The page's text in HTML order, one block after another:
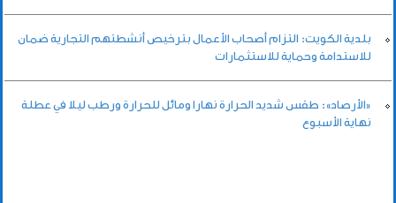
بلدية الكويت: التزام أصحاب الأعمال بترخيص أنشطتهم التجارية ضمان
للاستدامة وحماية للاستثمارات
«الأرصاد»: طقس شديد الحرارة نهارا ومائل للحرارة ورطب ليلا في عطلة
نهاية الأسبوع